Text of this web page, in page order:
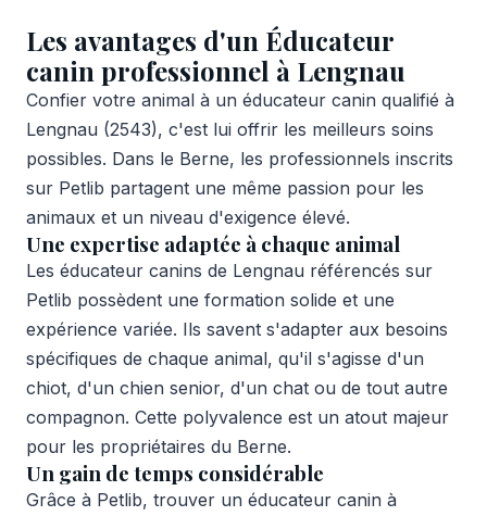
Les avantages d'un Éducateur
canin professionnel à Lengnau
Confier votre animal à un éducateur canin qualifié à
Lengnau (2543), c'est lui offrir les meilleurs soins
possibles. Dans le Berne, les professionnels inscrits
sur Petlib partagent une même passion pour les
animaux et un niveau d'exigence élevé.
Une expertise adaptée à chaque animal
Les éducateur canins de Lengnau référencés sur
Petlib possèdent une formation solide et une
expérience variée. Ils savent s'adapter aux besoins
spécifiques de chaque animal, qu'il s'agisse d'un
chiot, d'un chien senior, d'un chat ou de tout autre
compagnon. Cette polyvalence est un atout majeur
pour les propriétaires du Berne.
Un gain de temps considérable
Grâce à Petlib, trouver un éducateur canin à